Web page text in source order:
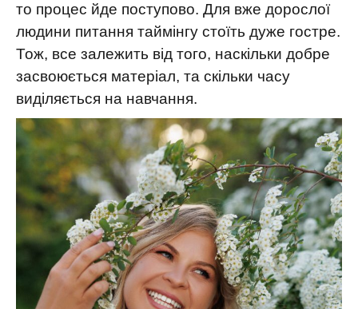
то процес йде поступово. Для вже дорослої
людини питання таймінгу стоїть дуже гостре.
Тож, все залежить від того, наскільки добре
засвоюється матеріал, та скільки часу
виділяється на навчання.